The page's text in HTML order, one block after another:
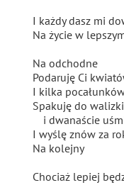
I każdy dasz mi
Na życie w
Na odchodne
Podaruję Ci
I kilka
Spakuję do
i dwanaście
I wyślę znów za
Na kolejny
Chociaż lepiej